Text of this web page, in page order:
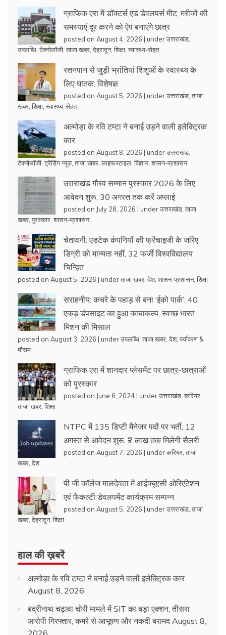
ग्राफिक एरा में डॉक्टर्स एंड डेवलपर्स मीट, मरीजों की
समस्याएं दूर करने को ऐप बनाएंगे छात्र
posted on August 4, 2026 | underउत्तराखंड
उपलब्धि टेक्नोलॉजी ताजा खबर देहरादून, शिक्षा स्वास्थ्य-सेहत
स्तनपान से जुड़ी भ्रांतियां शिशुओं के स्वास्थ्य के
लिए घातक: विशेषज्ञ
posted on August 5, 2026 | underउत्तराखंड ताजा
खबर शिक्षा स्वास्थ्य-सेहत
अल्मोड़ा के रवि टम्टा ने बनाई उड़ने वाली इलेक्ट्रिक
कार
posted on August 8, 2026 | underउत्तराखंड
टेक्नोलॉजी ट्रेंडिंग न्यूज़, ताजा खबर लाइफस्टाइल विज्ञान, शासन-प्रशासन
उत्तराखंड गौरव सम्मान पुरस्कार 2026 के लिए
आवेदन शुरू, 30 अगस्त तक करें अप्लाई
posted on July 28, 2026 | underउत्तराखंड ताजा
खबर पुरस्कार शासन-प्रशासन
चेतावनी: एडटेक कंपनियों की फ्रेंचाइजी के जरिए
डिग्री को मान्यता नहीं, 32 फर्जी विश्वविद्यालय
चिन्हित
posted on August 5, 2026 | underताजा खबर देश, शासन-प्रशासन, शिक्षा
सराहनीय: कचरे के पहाड़ से बना ‘ईको पार्क’: 40
एकड़ डंपसाइट का हुआ कायाकल्प, स्वच्छ भारत
मिशन की मिसाल
posted on August 3, 2026 | underउपलब्धि ताजा खबर देश, पर्यावरण &
मौसम
ग्राफिक एरा में शानदार प्लेसमेंट पर छात्र-छात्राओं
को पुरस्कार
posted on June 6, 2024 | underउत्तराखंड करियर
ताजा खबर शिक्षा
NTPC में 135 डिप्टी मैनेजर पदों पर भर्ती, 12
अगस्त से आवेदन शुरू, ₹2 लाख तक मिलेगी सैलरी
posted on August 7, 2026 | underकरियर ताजा
खबर देश
पी जी कॉलेज मालदेवता में आईक्यूएसी ओरिएंटेशन
एवं फैकल्टी डेवलपमेंट कार्यक्रम सम्पन्न
posted on August 5, 2026 | underउत्तराखंड ताजा
खबर देहरादून, शिक्षा
हाल की ख़बरें
अल्मोड़ा के रवि टम्टा ने बनाई उड़ने वाली इलेक्ट्रिक कार
August 8, 2026
बद्रीनाथ चढ़ावा चोरी मामले में SIT का बड़ा एक्शन, तीसरा
आरोपी गिरफ्तार, कमरे से आभूषण और नकदी बरामद August 8,
2026